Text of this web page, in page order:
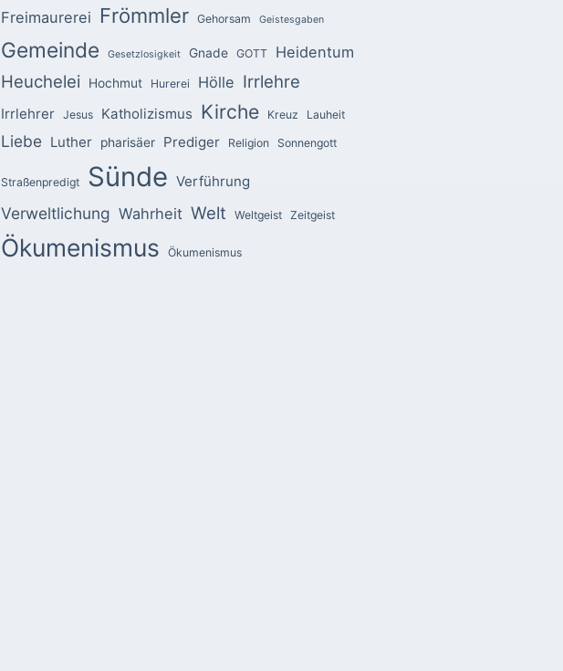
Freimaurerei Frömmler Gehorsam Geistesgaben
Gemeinde Gesetzlosigkeit Gnade GOTT Heidentum
Heuchelei Hochmut Hurerei Hölle Irrlehre
Irrlehrer Jesus Katholizismus Kirche Kreuz Lauheit
Liebe Luther pharisäer Prediger Religion Sonnengott
Straßenpredigt Sünde Verführung
Verweltlichung Wahrheit Welt Weltgeist Zeitgeist
Ökumenismus Ökumenismus